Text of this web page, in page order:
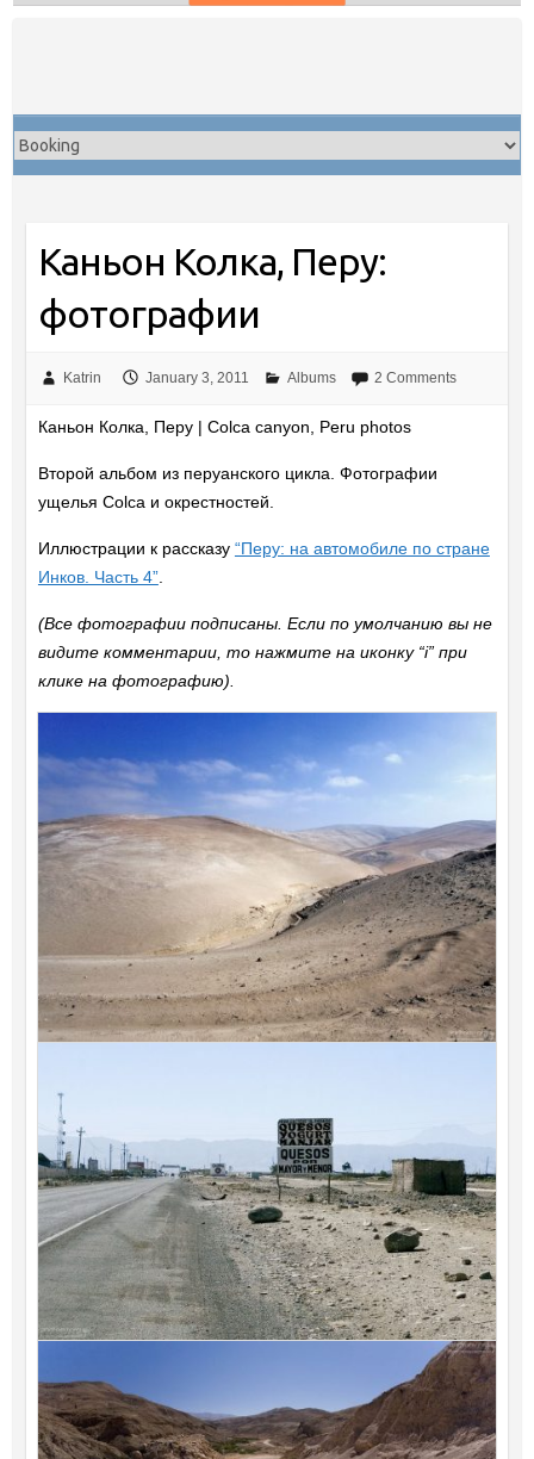
Каньон Колка, Перу:
фотографии
Katrin January 3, 2011 Albums 2 Comments
Каньон Колка, Перу | Colca canyon, Peru photos
Второй альбом из перуанского цикла. Фотографии
ущелья Colca и окрестностей.
Иллюстрации к рассказу “Перу: на автомобиле по стране
Инков. Часть 4”.
(Все фотографии подписаны. Если по умолчанию вы не
видите комментарии, то нажмите на иконку “i” при
клике на фотографию).